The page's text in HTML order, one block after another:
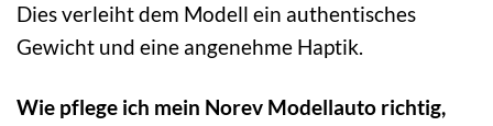
Dies verleiht dem Modell ein authentisches
Gewicht und eine angenehme Haptik.
Wie pflege ich mein Norev Modellauto richtig,